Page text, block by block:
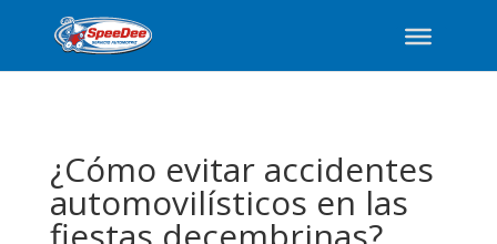
¿Cómo evitar accidentes
automovilísticos en las